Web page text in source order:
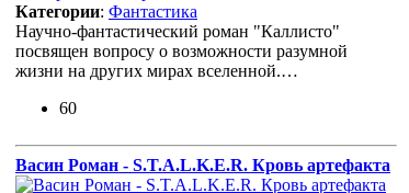
Категории: Фантастика
Научно-фантастический роман "Каллисто"
посвящен вопросу о возможности разумной
жизни на других мирах вселенной.…
60
Васин Роман - S.T.A.L.K.E.R. Кровь артефакта